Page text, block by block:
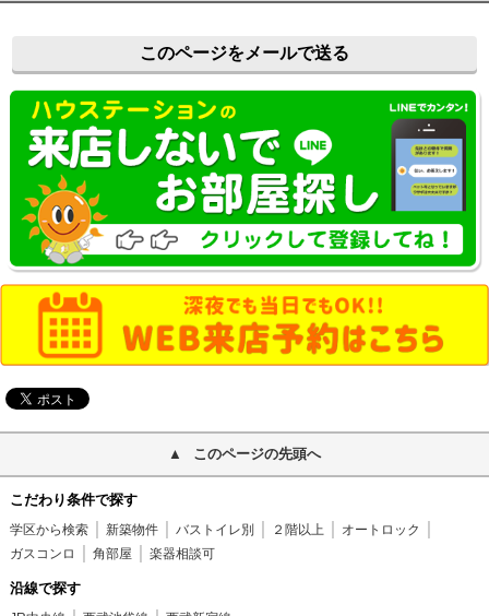
このページをメールで送る
このページの先頭へ
こだわり条件で探す
学区から検索 新築物件 バストイレ別 ２階以上
オートロック
ガスコンロ
角部屋 楽器相談可
沿線で探す